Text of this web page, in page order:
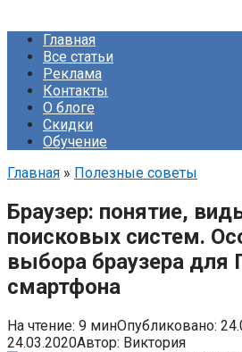
Главная
Все статьи
Реклама
Контакты
О блоге
Скидки
Обучение
Главная » Полезные советы
Браузер: понятие,
поисковых систем.
выбора браузера для
смартфона
На чтение: 9 минОпубликовано:
24.03.2020Автор: Виктория